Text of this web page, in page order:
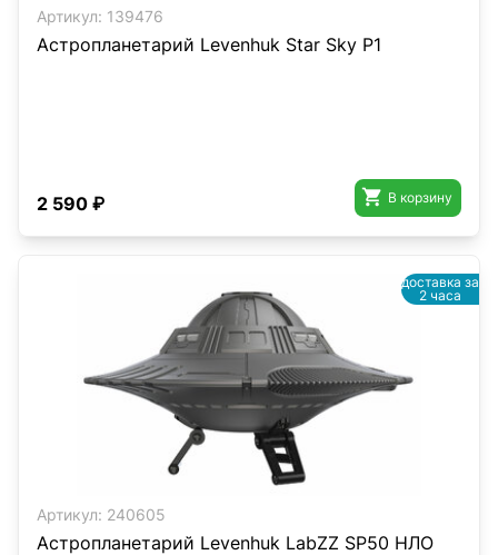
Артикул: 139476
Астропланетарий Levenhuk Star Sky P1
2 590 ₽  В корзину
Артикул: 240605
Астропланетарий Levenhuk LabZZ SP50 НЛО
доставка за
2 часа